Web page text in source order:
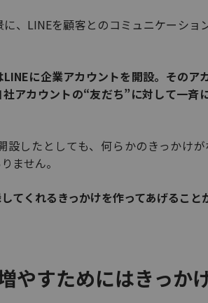
、LINEを顧客とのコミュニケーショ
に企業アカウントを開設。そのア
アカウントの“友だち”に対して一斉
設したとしても、何らかのきっかけ
ません。
てくれるきっかけを作ってあげること
やすためにはきっか